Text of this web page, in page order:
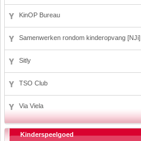
KinOP Bureau
Samenwerken rondom kinderopvang [NJi]
Sitly
TSO Club
Via Viela
Kinderspeelgoed